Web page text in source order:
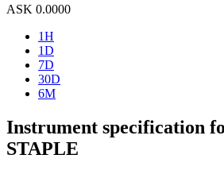
ASK 0.0000
1H
1D
7D
30D
6M
Instrument specification
STAPLE